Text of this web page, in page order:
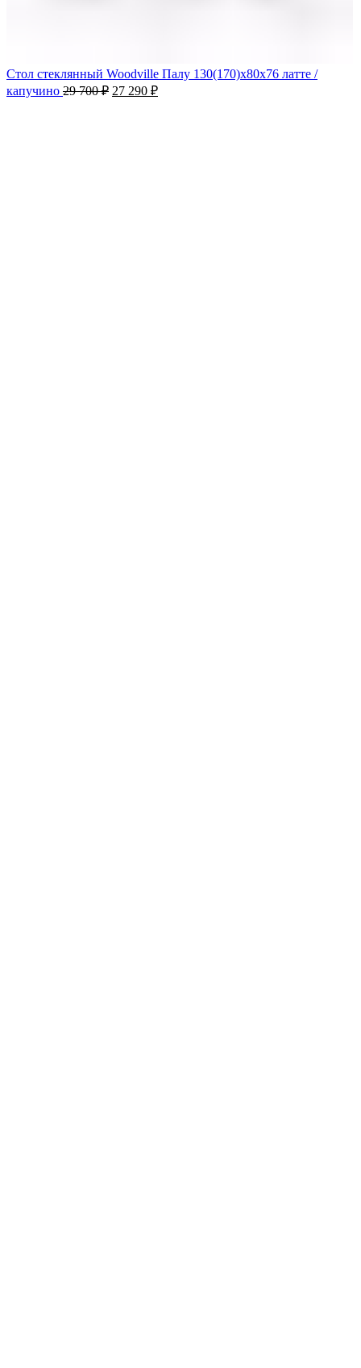
Стол стеклянный Woodville Палу 130(170)х80х76 латте /
капучино 29 700₽ 27 290 ₽